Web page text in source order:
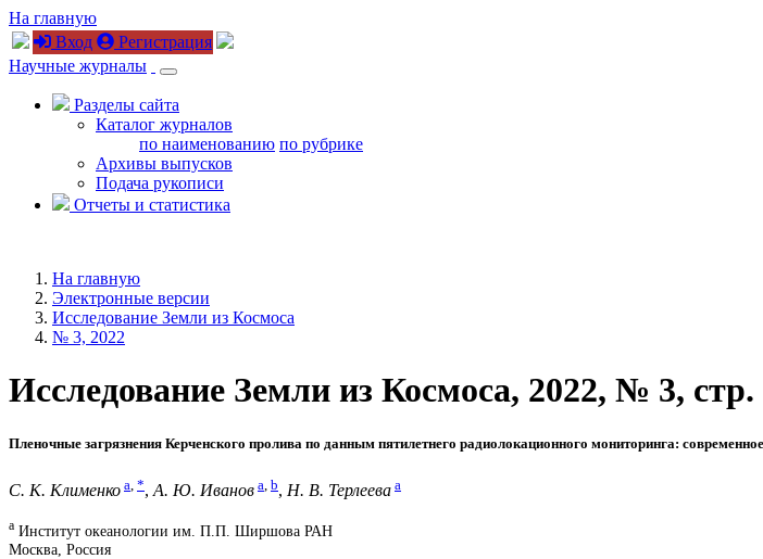
На главную
Вход
Регистрация
Научные журналы
Разделы сайта
Каталог журналов
по наименованию по рубрике
Архивы выпусков
Подача рукописи
Отчеты и статистика
На главную
Электронные версии
Исследование Земли из Космоса
№ 3, 2022
Исследование Земли из Космоса, 2022, № 3, стр.
Пленочные загрязнения Керченского пролива по данным пятилетнего радиолокационного мониторинга:
С. К. Клименко a *, А. Ю. Иванов a b, Н. В. Терлеева a
a Институт океанологии им. П.П. Ширшова РАН
Москва, Россия